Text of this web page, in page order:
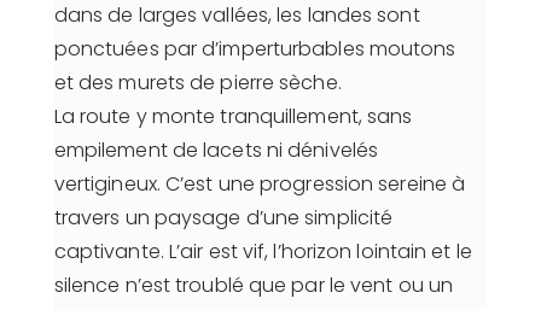
dans de larges vallées, les landes sont
ponctuées par d’imperturbables moutons
et des murets de pierre sèche.
La route y monte tranquillement, sans
empilement de lacets ni dénivelés
vertigineux. C’est une progression sereine à
travers un paysage d’une simplicité
captivante. L’air est vif, l’horizon lointain et le
silence n’est troublé que par le vent ou un